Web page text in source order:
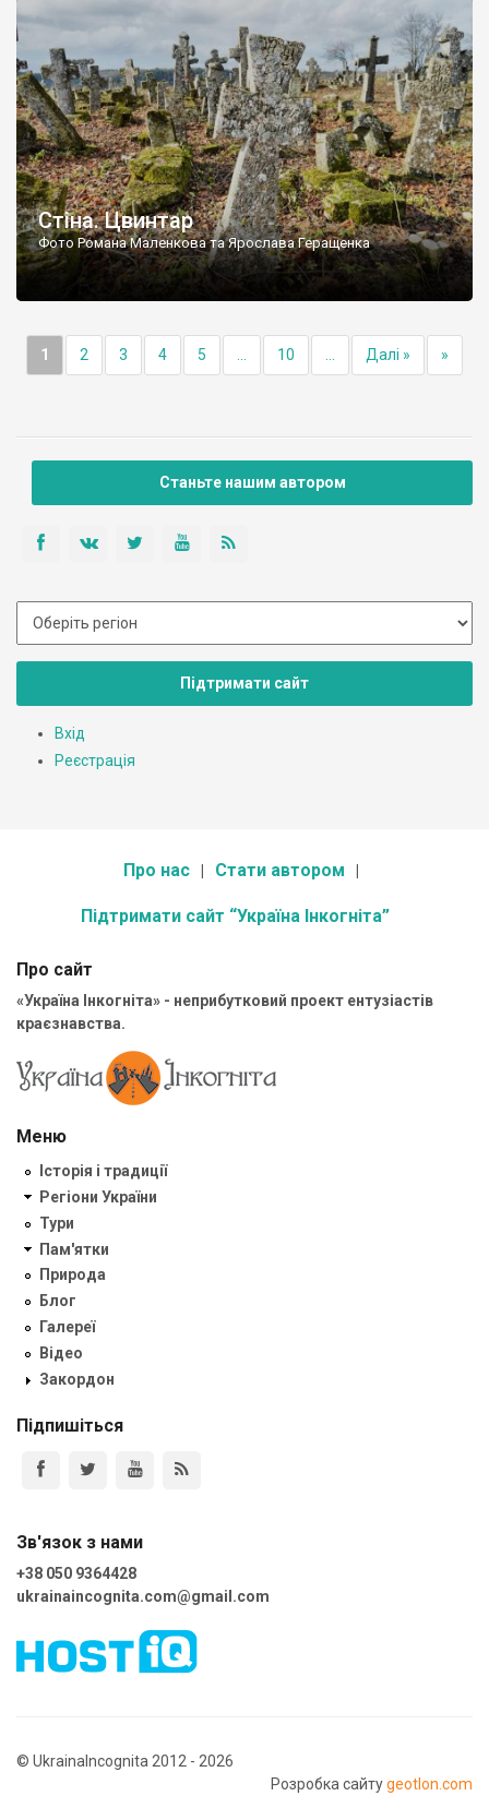
ньому чимало хрестів 19 століття, є такі, де епітафії стер […]
Стіна. Цвинтар
Фото Романа Маленкова та Ярослава Геращенка
1 2 3 4 5 10 Далі » »
Станьте нашим автором
Підтримати сайт
Вхід
Реєстрація
Про нас Стати автором
Підтримати сайт “Україна Інкогніта”
Про сайт
«Україна Інкогніта» - неприбутковий проект ентузіастів
краєзнавства.
Меню
Історія і традиції
Регіони України
Тури
Пам'ятки
Природа
Блог
Галереї
Відео
Закордон
Підпишіться
Зв'язок з нами
+38 050 9364428
ukrainaincognita.com@gmail.com
© UkrainaIncognita 2012 - 2026
Розробка сайтуgeotlon.com